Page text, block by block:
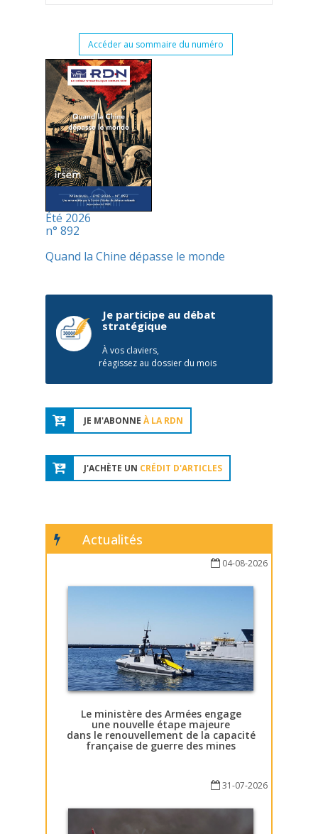
Accéder au sommaire du numéro
Été 2026
n° 892
Quand la Chine dépasse le monde
Je participe au débat
stratégique
À vos claviers,
réagissez au dossier du mois
JE M'ABONNE À LA RDN
J'ACHÈTE UN CRÉDIT D'ARTICLES
Actualités
04-08-2026
Le ministère des Armées engage
une nouvelle étape majeure
dans le renouvellement de la capacité
française de guerre des mines
31-07-2026